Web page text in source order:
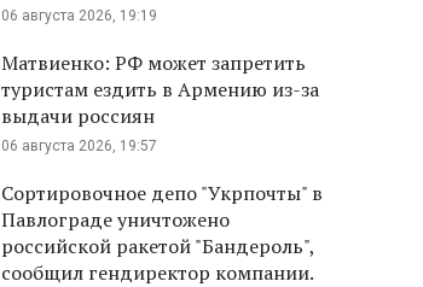
06 августа 2026, 19:19
Матвиенко: РФ может запретить
туристам ездить в Армению из-за
выдачи россиян
06 августа 2026, 19:57
Сортировочное депо "Укрпочты" в
Павлограде уничтожено
российской ракетой "Бандероль",
сообщил гендиректор компании.